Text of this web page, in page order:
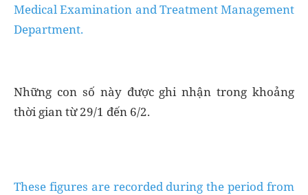
Medical Examination and Treatment Management
Department.
Những con số này được ghi nhận trong khoảng
thời gian từ 29/1 đến 6/2.
These figures are recorded during the period from